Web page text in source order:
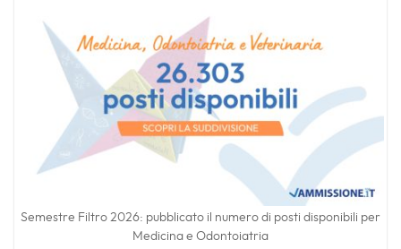
Semestre Filtro 2026: pubblicato il numero di posti disponibili per
Medicina e Odontoiatria